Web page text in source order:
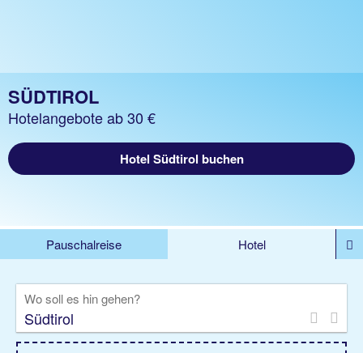
SÜDTIROL
Hotelangebote ab 30 €
Hotel Südtirol buchen
Pauschalreise
Hotel
Rundreise
Kreuzfahrt
Gruppenreise
Camper Privattransfer
Wo soll es hin gehen?